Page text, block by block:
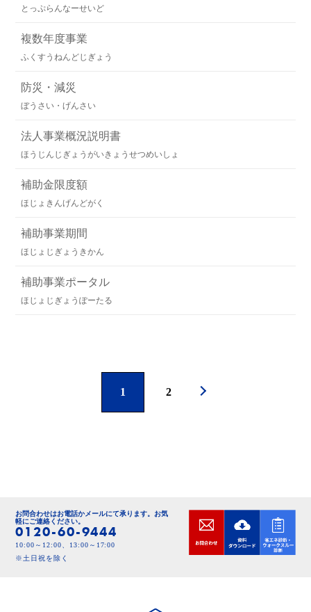
とっぷらんなーせいど
複数年度事業
ふくすうねんどじぎょう
防災・減災
ぼうさい・げんさい
法人事業概況説明書
ほうじんじぎょうがいきょうせつめいしょ
補助金限度額
ほじょきんげんどがく
補助事業期間
ほじょじぎょうきかん
補助事業ポータル
ほじょじぎょうぽーたる
1 2
お問合わせはお電話かメールにて承ります。 お気
軽にご連絡ください。
0120-60-9444
10:00～12:00、13:00～17:00
※土日祝を除く